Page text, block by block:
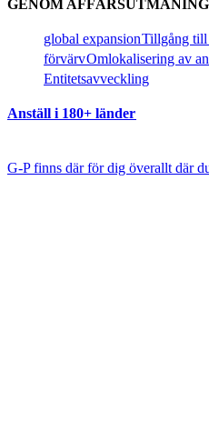
GENOM AFFÄRSUTMANING​​
global expansion​​Tillgång till
förvärv​​Omlokalisering av
Entitetsavveckling​​
Anställ i 180+ länder​​
G-P finns där för dig överallt där